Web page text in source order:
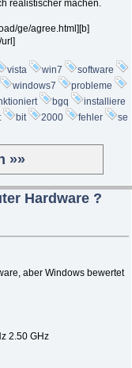
realistischer machen.
ge/agree.html][b]
vista win7
software
windows7
probleme
bgq
installiere
bit 2000 fehler
se
»»
Hardware ?
aber Windows bewertet
2.50 GHz